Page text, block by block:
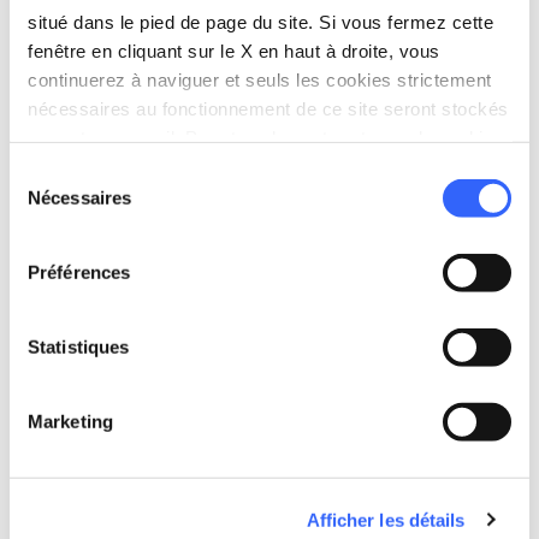
situé dans le pied de page du site. Si vous fermez cette
fenêtre en cliquant sur le X en haut à droite, vous
continuerez à naviguer et seuls les cookies strictement
nécessaires au fonctionnement de ce site seront stockés
Nécessaires
Préférences
Statistiques
Marketing
Afficher les détails
category
Catégorie
Vin, huile et miel
AOCG (Appellation d’Origine Contrôlée
home
Brunello di Montalcino)